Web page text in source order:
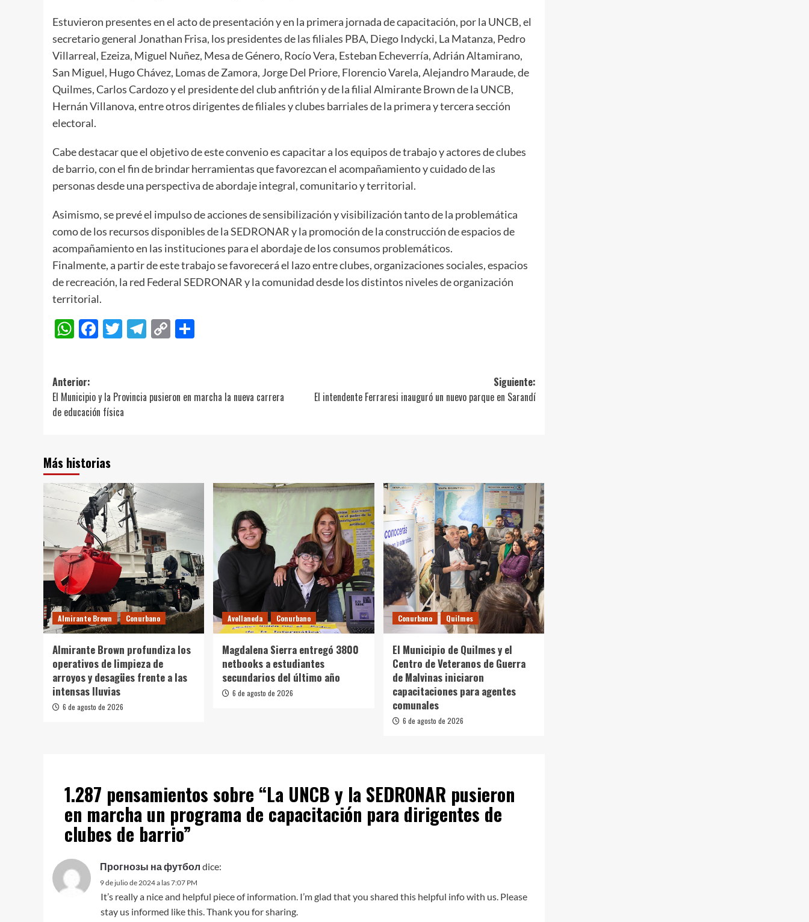
Estuvieron presentes en el acto de presentación y en la primera jornada de capacitación, por la UNCB, el
secretario general Jonathan Frisa, los presidentes de las filiales PBA, Diego Indycki, La Matanza, Pedro
Villarreal, Ezeiza, Miguel Nuñez, Mesa de Género, Rocío Vera, Esteban Echeverría, Adrián Altamirano,
San Miguel, Hugo Chávez, Lomas de Zamora, Jorge Del Priore, Florencio Varela, Alejandro Maraude, de
Quilmes, Carlos Cardozo y el presidente del club anfitrión y de la filial Almirante Brown de la UNCB,
Hernán Villanova, entre otros dirigentes de filiales y clubes barriales de la primera y tercera sección
electoral.
Cabe destacar que el objetivo de este convenio es capacitar a los equipos de trabajo y actores de clubes
de barrio, con el fin de brindar herramientas que favorezcan el acompañamiento y cuidado de las
personas desde una perspectiva de abordaje integral, comunitario y territorial.
Asimismo, se prevé el impulso de acciones de sensibilización y visibilización tanto de la problemática
como de los recursos disponibles de la SEDRONAR y la promoción de la construcción de espacios de
acompañamiento en las instituciones para el abordaje de los consumos problemáticos.
Finalmente, a partir de este trabajo se favorecerá el lazo entre clubes, organizaciones sociales, espacios
de recreación, la red Federal SEDRONAR y la comunidad desde los distintos niveles de organización
territorial.
WhatsApp
Facebook
Twitter
Telegram
Copy
Navegación
de
entradas
Anterior:
El Municipio y la Provincia pusieron en marcha la nueva carrera
de educación física
Siguiente:
El intendente Ferraresi inauguró un nuevo parque en Sarandí
Más historias
Almirante Brown Conurbano
Almirante Brown profundiza los
operativos de limpieza de
arroyos y desagües frente a las
intensas lluvias
6 de agosto de 2026
Avellaneda Conurbano
Magdalena Sierra entregó 3800
netbooks a estudiantes
secundarios del último año
6 de agosto de 2026
Conurbano Quilmes
El Municipio de Quilmes y el
Centro de Veteranos de Guerra
de Malvinas iniciaron
capacitaciones para agentes
comunales
6 de agosto de 2026
1.287 pensamientos sobre “La UNCB y la SEDRONAR pusieron
en marcha un programa de capacitación para dirigentes de
clubes de barrio”
Прогнозы на футбол dice:
9 de julio de 2024 a las 7:07 PM
It’s really a nice and helpful piece of information. I’m glad that you shared this helpful info with us. Please
stay us informed like this. Thank you for sharing.